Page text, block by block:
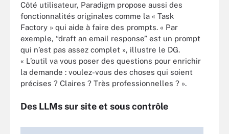
Côté utilisateur, Paradigm propose aussi des
fonctionnalités originales comme la « Task
Factory » qui aide à faire des prompts. « Par
exemple, “draft an email response” est un prompt
qui n’est pas assez complet », illustre le DG.
« L’outil va vous poser des questions pour enrichir
la demande : voulez-vous des choses qui soient
précises ? Claires ? Très professionnelles ? ».
Des LLMs sur site et sous contrôle